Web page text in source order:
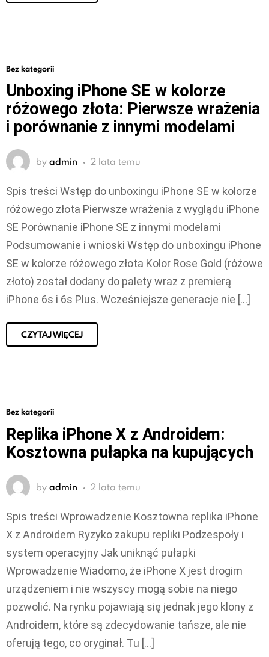
Bez kategorii
Unboxing iPhone SE w kolorze
różowego złota: Pierwsze wrażenia
i porównanie z innymi modelami
by admin 2 lata temu
Spis treści Wstęp do unboxingu iPhone SE w kolorze
różowego złota Pierwsze wrażenia z wyglądu iPhone
SE Porównanie iPhone SE z innymi modelami
Podsumowanie i wnioski Wstęp do unboxingu iPhone
SE w kolorze różowego złota Kolor Rose Gold (różowe
złoto) został dodany do palety wraz z premierą
iPhone 6s i 6s Plus. Wcześniejsze generacje nie […]
CZYTAJ WIĘCEJ
Bez kategorii
Replika iPhone X z Androidem:
Kosztowna pułapka na kupujących
by admin 2 lata temu
Spis treści Wprowadzenie Kosztowna replika iPhone
X z Androidem Ryzyko zakupu repliki Podzespoły i
system operacyjny Jak uniknąć pułapki
Wprowadzenie Wiadomo, że iPhone X jest drogim
urządzeniem i nie wszyscy mogą sobie na niego
pozwolić. Na rynku pojawiają się jednak jego klony z
Androidem, które są zdecydowanie tańsze, ale nie
oferują tego, co oryginał. Tu […]